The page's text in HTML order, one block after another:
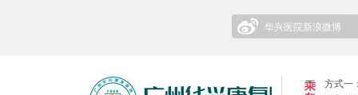
华兴医院新浪微博
方式一